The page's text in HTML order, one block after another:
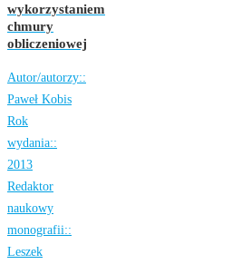
wykorzystaniem
chmury
obliczeniowej
Autor/autorzy::
Paweł Kobis
Rok
wydania::
2013
Redaktor
naukowy
monografii::
Leszek